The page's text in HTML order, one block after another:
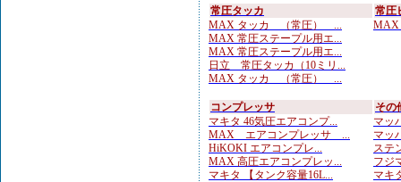
常圧タッカ
MAX タッカ （常圧） ...
MAX 常圧ステープル用エ...
MAX 常圧ステープル用エ...
日立 常圧タッカ（10ミリ...
MAX タッカ （常圧） ...
常圧
MAX
コンプレッサ
マキタ 46気圧エアコンプ...
MAX エアコンプレッサ ...
HiKOKI エアコンプレ...
MAX 高圧エアコンプレッ...
マキタ 【タンク容量16L...
その
マッ
マッ
ステ
フジ
マキ